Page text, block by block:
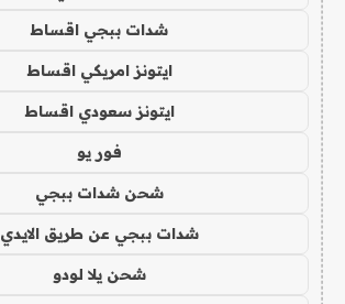
شدات ببجي اقساط
ايتونز امريكي اقساط
ايتونز سعودي اقساط
فور يو
شحن شدات ببجي
شدات ببجي عن طريق الايدي
شحن يلا لودو